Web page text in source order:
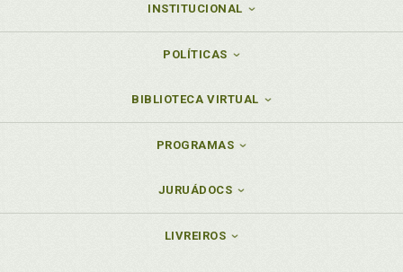
INSTITUCIONAL
POLÍTICAS
BIBLIOTECA VIRTUAL
PROGRAMAS
JURUÁDOCS
LIVREIROS